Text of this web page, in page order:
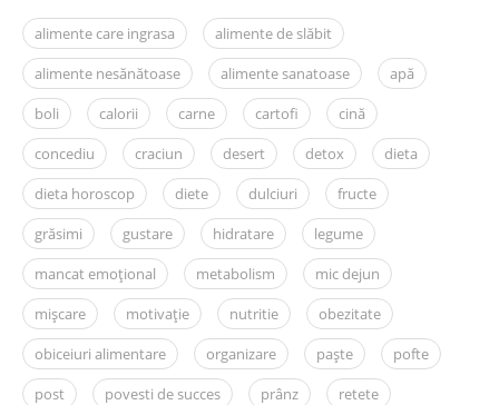
alimente care ingrasa
alimente de slăbit
alimente nesănătoase
alimente sanatoase
apă
boli
calorii carne cartofi
cină
concediu
craciun desert detox
dieta
dieta horoscop
diete dulciuri
fructe
grăsimi
gustare hidratare
legume
mancat emoțional
metabolism
mic dejun
mișcare
motivație nutritie
obezitate
obiceiuri alimentare
organizare paște
pofte
post
povesti de succes prânz
retete